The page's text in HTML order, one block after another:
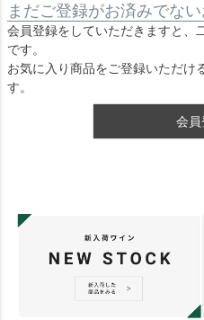
まだご登録がお済みでな
会員登録をしていただきますと、
です。
お気に入り商品をご登録いただけ
す。
会員